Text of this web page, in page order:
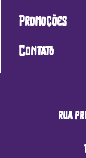
Promoções
Contato
rua